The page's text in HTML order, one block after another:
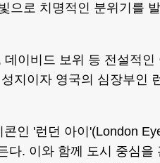
으로 치명적인 분위기를
이비드 보위 등 전설적인
지이자 영국의 심장부인
인 '런던 아이'(London
다. 이와 함께 도시 중심을